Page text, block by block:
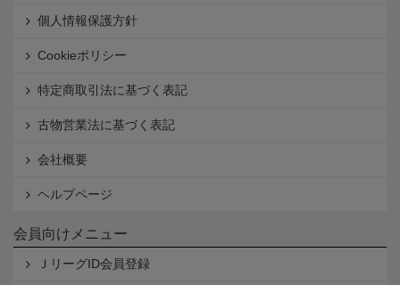
個人情報保護方針
Cookieポリシー
特定商取引法に基づく表記
古物営業法に基づく表記
会社概要
ヘルプページ
会員向けメニュー
ＪリーグID会員登録